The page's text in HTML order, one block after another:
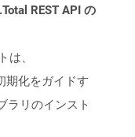
REST API の
は、
期化をガイドす
ラリのインスト